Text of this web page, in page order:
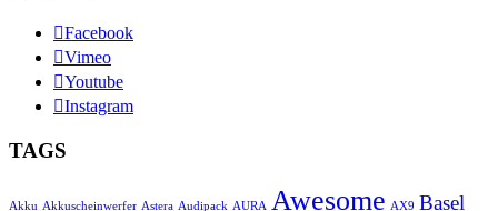
Facebook
Vimeo
Youtube
Instagram
TAGS
Akku Akkuscheinwerfer Astera Audipack AURA Awesome AX9 Basel